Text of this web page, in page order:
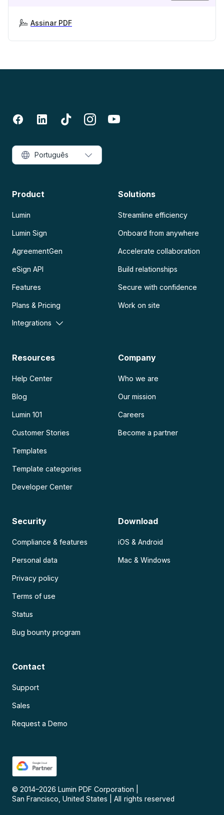
Assinar PDF
Product
Lumin
Lumin Sign
AgreementGen
eSign API
Features
Plans & Pricing
Integrations
Solutions
Streamline efficiency
Onboard from anywhere
Accelerate collaboration
Build relationships
Secure with confidence
Work on site
Resources
Help Center
Blog
Lumin 101
Customer Stories
Templates
Template categories
Developer Center
Company
Who we are
Our mission
Careers
Become a partner
Security
Compliance & features
Personal data
Privacy policy
Terms of use
Status
Bug bounty program
Download
iOS & Android
Mac & Windows
Contact
Support
Sales
Request a Demo
© 2014–2026 Lumin PDF Corporation
San Francisco, United States
All rights reserved
Português